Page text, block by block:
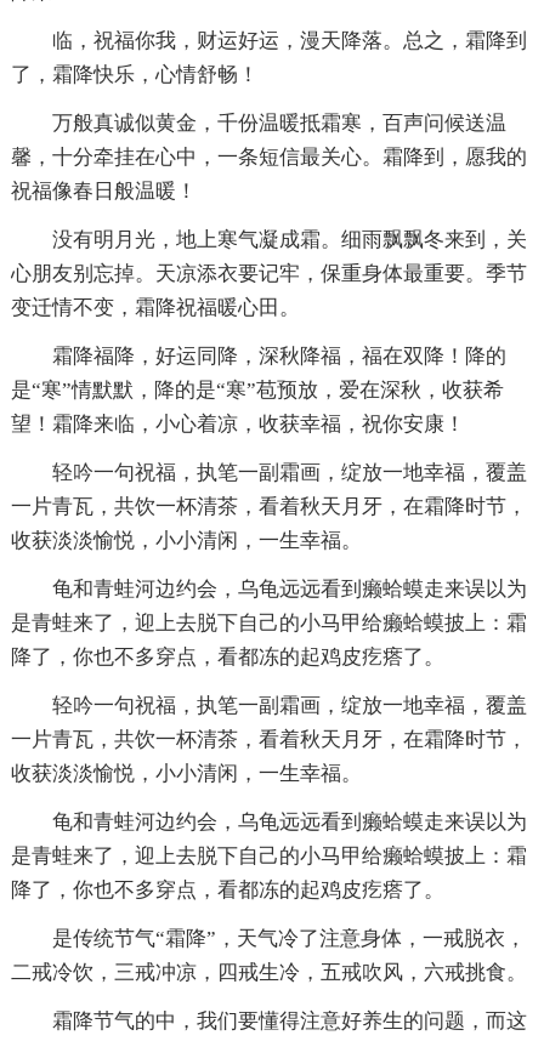
临，祝福你我，财运好运，漫天降落。总之，霜降到
了，霜降快乐，心情舒畅！
万般真诚似黄金，千份温暖抵霜寒，百声问候送温
馨，十分牵挂在心中，一条短信最关心。霜降到，愿我的
祝福像春日般温暖！
没有明月光，地上寒气凝成霜。细雨飘飘冬来到，关
心朋友别忘掉。天凉添衣要记牢，保重身体最重要。季节
变迁情不变，霜降祝福暖心田。
霜降福降，好运同降，深秋降福，福在双降！降的
是“寒”情默默，降的是“寒”苞预放，爱在深秋，收获希
望！霜降来临，小心着凉，收获幸福，祝你安康！
轻吟一句祝福，执笔一副霜画，绽放一地幸福，覆盖
一片青瓦，共饮一杯清茶，看着秋天月牙，在霜降时节，
收获淡淡愉悦，小小清闲，一生幸福。
龟和青蛙河边约会，乌龟远远看到癞蛤蟆走来误以为
是青蛙来了，迎上去脱下自己的小马甲给癞蛤蟆披上：霜
降了，你也不多穿点，看都冻的起鸡皮疙瘩了。
轻吟一句祝福，执笔一副霜画，绽放一地幸福，覆盖
一片青瓦，共饮一杯清茶，看着秋天月牙，在霜降时节，
收获淡淡愉悦，小小清闲，一生幸福。
龟和青蛙河边约会，乌龟远远看到癞蛤蟆走来误以为
是青蛙来了，迎上去脱下自己的小马甲给癞蛤蟆披上：霜
降了，你也不多穿点，看都冻的起鸡皮疙瘩了。
是传统节气“霜降”，天气冷了注意身体，一戒脱衣，
二戒冷饮，三戒冲凉，四戒生冷，五戒吹风，六戒挑食。
霜降节气的中，我们要懂得注意好养生的问题，而这